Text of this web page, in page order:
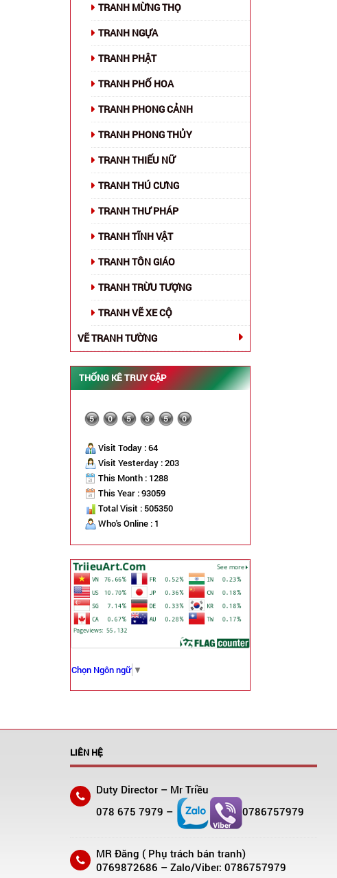
TRANH MỪNG THỌ
TRANH NGỰA
TRANH PHẬT
TRANH PHỐ HOA
TRANH PHONG CẢNH
TRANH PHONG THỦY
TRANH THIẾU NỮ
TRANH THÚ CƯNG
TRANH THƯ PHÁP
TRANH TĨNH VẬT
TRANH TÔN GIÁO
TRANH TRỪU TƯỢNG
TRANH VẼ XE CỘ
VẼ TRANH TƯỜNG
THỐNG KÊ TRUY CẬP
Visit Today : 64
Visit Yesterday : 203
This Month : 1288
This Year : 93059
Total Visit : 505350
Who's Online : 1
Chọn Ngôn ngữ ▼
LIÊN HỆ
Duty Director – Mr Triều
078 675 7979 –
0786757979
MR Đăng ( Phụ trách bán tranh)
0769872686 – Zalo/Viber: 0786757979